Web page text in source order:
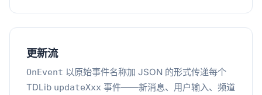
更新流
OnEvent 以原始事件名称加 JSON 的形式传递每个
TDLib updateXxx 事件——新消息、用户输入、频道